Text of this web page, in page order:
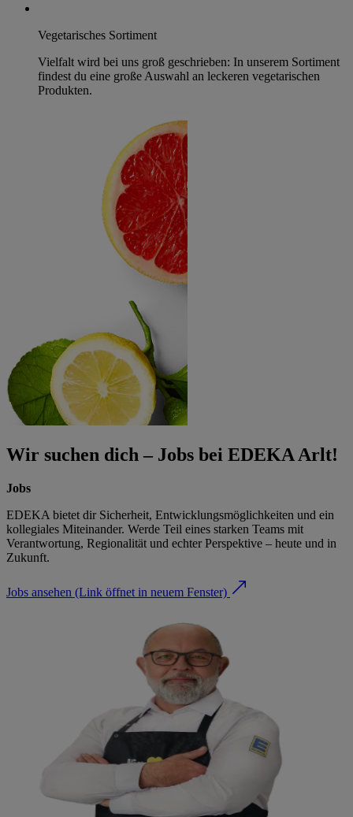
Vegetarisches Sortiment
Vielfalt wird bei uns groß geschrieben: In unserem Sortiment
findest du eine große Auswahl an leckeren vegetarischen
Produkten.
Wir suchen dich – Jobs bei EDEKA Arlt!
Jobs
EDEKA bietet dir Sicherheit, Entwicklungsmöglichkeiten und ein
kollegiales Miteinander. Werde Teil eines starken Teams mit
Verantwortung, Regionalität und echter Perspektive – heute und in
Zukunft.
Jobs ansehen (Link öffnet in neuem Fenster)